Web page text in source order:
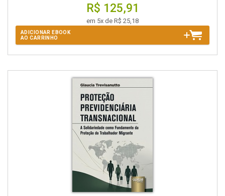
R$ 125,91
em 5x de R$ 25,18
ADICIONAR EBOOK
AO CARRINHO